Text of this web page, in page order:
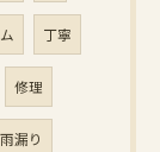
丁寧
修理
雨漏り